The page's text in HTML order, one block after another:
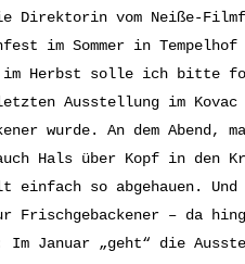
Direktorin vom Neiße-
im Sommer in
Herbst solle ich bitte
Ausstellung im
wurde. An dem
Hals über Kopf in den
einfach so abgehauen.
Frischgebackener – da
Im Januar „geht“ die